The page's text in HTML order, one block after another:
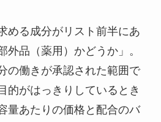
める成分がリスト前半にあ
外品（薬用）かどうか」。
の働きが承認された範囲で
的がはっきりしているとき
量あたりの価格と配合のバ